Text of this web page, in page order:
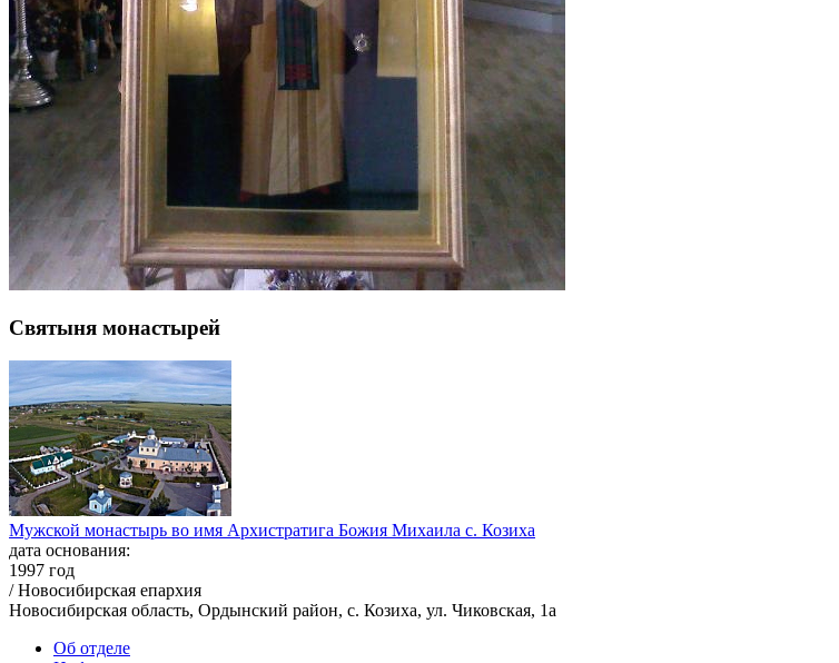
Святыня монастырей
Мужской монастырь во имя Архистратига Божия Михаила с. Козиха
дата основания:
1997 год
/ Новосибирская епархия
Новосибирская область, Ордынский район, с. Козиха, ул. Чиковская, 1а
Об отделе